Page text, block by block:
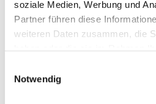
soziale Medien, Werbung und
Partner führen diese
weiteren Daten zusammen, die
Notwendig
Unsere Hilfe
und der Integration in ein neues